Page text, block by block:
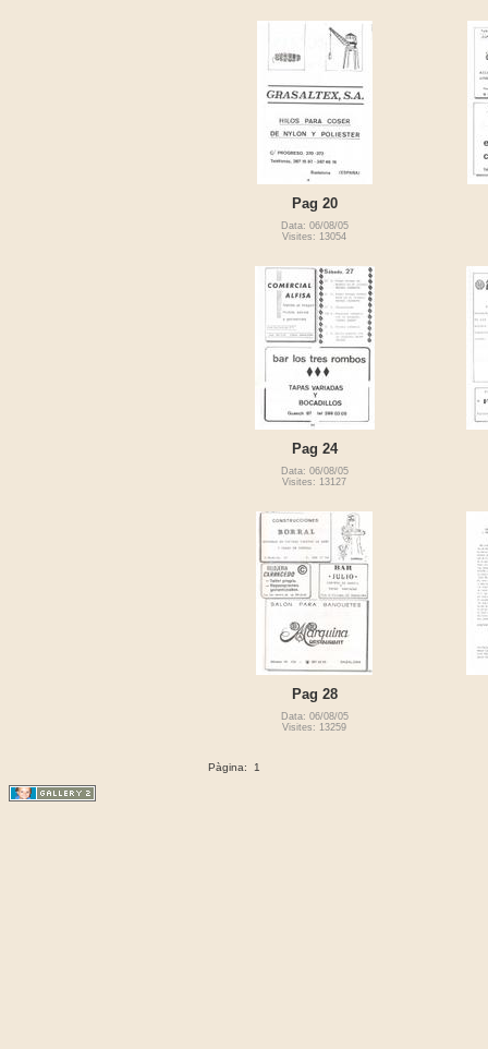
Pag 20
Data: 06/08/05
Visites: 13054
Pag 24
Data: 06/08/05
Visites: 13127
Pag 28
Data: 06/08/05
Visites: 13259
Pàgina: 1